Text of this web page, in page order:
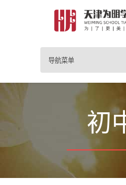
导航菜单
初